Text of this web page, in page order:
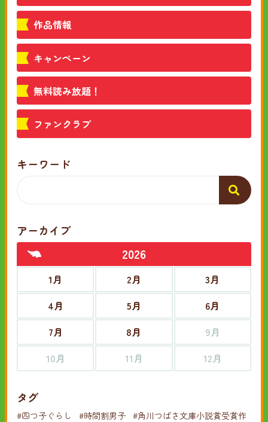
作品情報
キャンペーン
無料読み放題！
ファンクラブ
キーワード
アーカイブ
2026
1月 2月
3月
4月
5月
6月
7月
8月
9月
10月
11月 12月
タグ
#四つ子ぐらし #時間割男子 #角川つばさ文庫小説賞受賞作